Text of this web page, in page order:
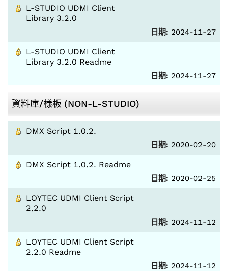
L-STUDIO UDMI Client
Library 3.2.0
日期: 2024-11-27
L-STUDIO UDMI Client
Library 3.2.0 Readme
日期: 2024-11-27
資料庫/樣板 (NON-L-STUDIO)
DMX Script 1.0.2.
日期: 2020-02-20
DMX Script 1.0.2. Readme
日期: 2020-02-25
LOYTEC UDMI Client Script
2.2.0
日期: 2024-11-12
LOYTEC UDMI Client Script
2.2.0 Readme
日期: 2024-11-12